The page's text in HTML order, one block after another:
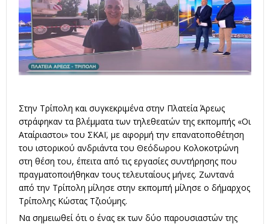
Στην Τρίπολη και συγκεκριμένα στην Πλατεία Άρεως
στράφηκαν τα βλέμματα των τηλεθεατών της εκπομπής «Οι
Αταίριαστοι» του ΣΚΑΪ, με αφορμή την επανατοποθέτηση
του ιστορικού ανδριάντα του Θεόδωρου Κολοκοτρώνη
στη θέση του, έπειτα από τις εργασίες συντήρησης που
πραγματοποιήθηκαν τους τελευταίους μήνες. Ζωντανά
από την Τρίπολη μίλησε στην εκπομπή μίλησε ο δήμαρχος
Τρίπολης Κώστας Τζιούμης.
Να σημειωθεί ότι ο ένας εκ των δύο παρουσιαστών της